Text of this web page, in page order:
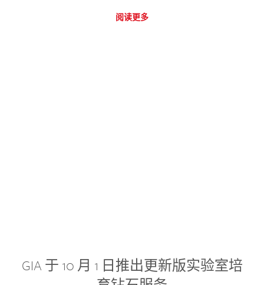
阅读更多
GIA 于 10 月 1 日推出更新版实验室培